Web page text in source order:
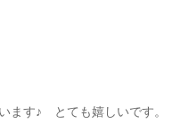
ます♪ とても嬉しいです。